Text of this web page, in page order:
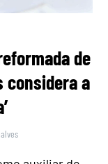
de
considera a